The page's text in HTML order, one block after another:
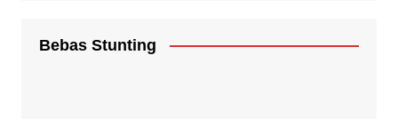
Bebas Stunting